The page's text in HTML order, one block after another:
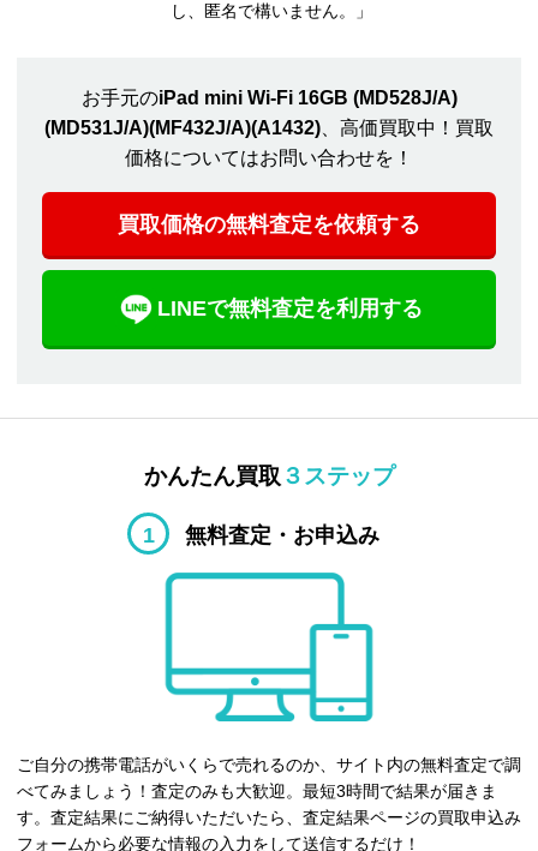
し、匿名で構いません。」
お手元のiPad mini Wi-Fi 16GB (MD528J/A)
(MD531J/A)(MF432J/A)(A1432) 、高価買取中！買取
価格についてはお問い合わせを！
買取価格の無料査定を依頼する
LINEで無料査定を利用する
かんたん買取 ３ステップ
1 無料査定・お申込み
ご自分の携帯電話がいくらで売れるのか、サイト内の無料査定で調
べてみましょう！査定のみも大歓迎。最短3時間で結果が届きま
す。査定結果にご納得いただいたら、査定結果ページの買取申込み
フォームから必要な情報の入力をして送信するだけ！